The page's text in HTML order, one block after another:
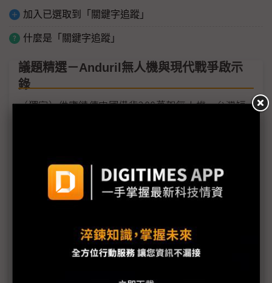
加入已選取到「關鍵字追蹤」
什麼是「關鍵字追蹤」
議題精選－Anduril無人機與現代戰爭啟示
錄
（獨家）供應鏈傳中國備貨200萬架無人機 台灣短
消費電子供應鏈殺價宿命何解？ 航太軍工是盞明燈
AI與軍工航太前景看俏 吸金全球逾7成創投資金搶進
Palmer Luckey：台灣止戰的最佳利器 就是國防結